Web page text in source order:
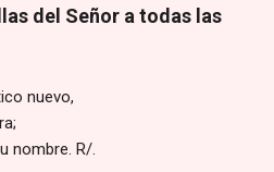
del Señor a todas las
nuevo,
nombre. R/.